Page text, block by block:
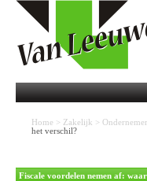
Home > Zakelijk > Ondernemer
het verschil?
Fiscale voordelen nemen af: